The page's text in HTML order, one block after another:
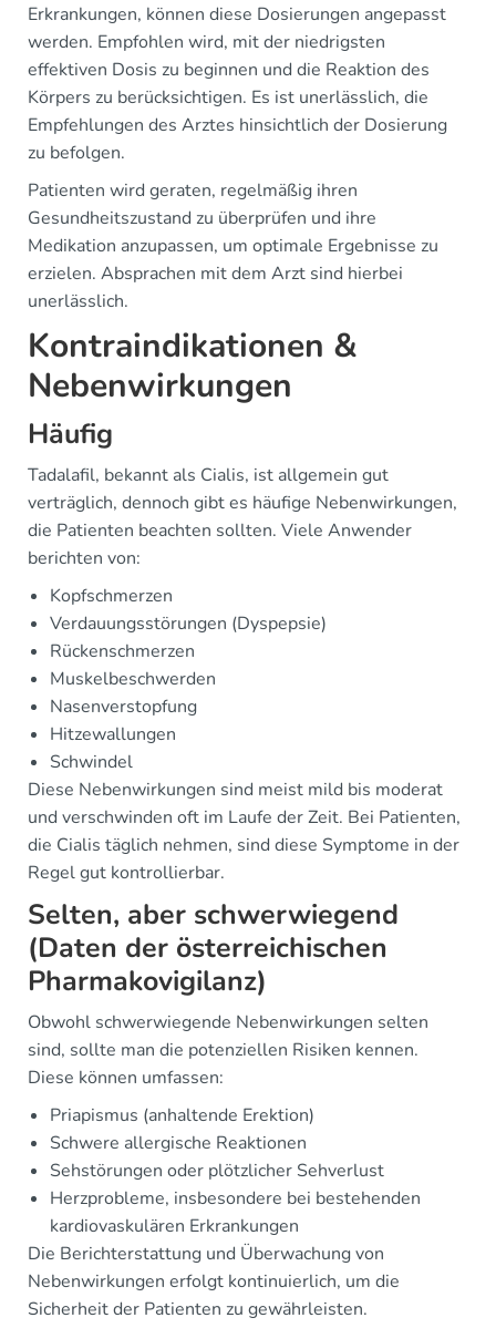
Erkrankungen, können diese Dosierungen angepasst
werden. Empfohlen wird, mit der niedrigsten
effektiven Dosis zu beginnen und die Reaktion des
Körpers zu berücksichtigen. Es ist unerlässlich, die
Empfehlungen des Arztes hinsichtlich der Dosierung
zu befolgen.
Patienten wird geraten, regelmäßig ihren
Gesundheitszustand zu überprüfen und ihre
Medikation anzupassen, um optimale Ergebnisse zu
erzielen. Absprachen mit dem Arzt sind hierbei
unerlässlich.
Kontraindikationen &
Nebenwirkungen
Häufig
Tadalafil, bekannt als Cialis, ist allgemein gut
verträglich, dennoch gibt es häufige Nebenwirkungen,
die Patienten beachten sollten. Viele Anwender
berichten von:
Kopfschmerzen
Verdauungsstörungen (Dyspepsie)
Rückenschmerzen
Muskelbeschwerden
Nasenverstopfung
Hitzewallungen
Schwindel
Diese Nebenwirkungen sind meist mild bis moderat
und verschwinden oft im Laufe der Zeit. Bei Patienten,
die Cialis täglich nehmen, sind diese Symptome in der
Regel gut kontrollierbar.
Selten, aber schwerwiegend
(Daten der österreichischen
Pharmakovigilanz)
Obwohl schwerwiegende Nebenwirkungen selten
sind, sollte man die potenziellen Risiken kennen.
Diese können umfassen:
Priapismus (anhaltende Erektion)
Schwere allergische Reaktionen
Sehstörungen oder plötzlicher Sehverlust
Herzprobleme, insbesondere bei bestehenden
kardiovaskulären Erkrankungen
Die Berichterstattung und Überwachung von
Nebenwirkungen erfolgt kontinuierlich, um die
Sicherheit der Patienten zu gewährleisten.